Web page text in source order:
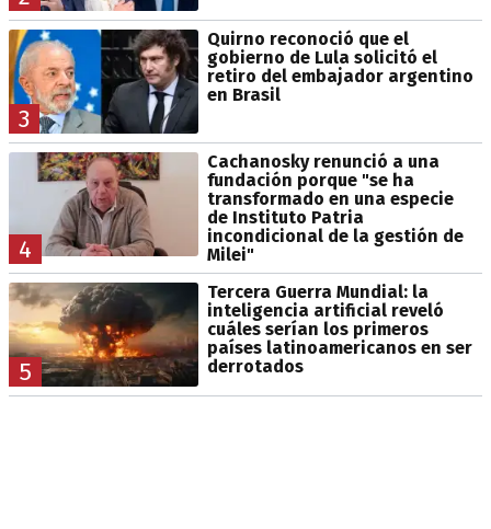
3
Quirno reconoció que el
gobierno de Lula solicitó el
retiro del embajador argentino
en Brasil
4
Cachanosky renunció a una
fundación porque "se ha
transformado en una especie
de Instituto Patria
incondicional de la gestión de
Milei"
5
Tercera Guerra Mundial: la
inteligencia artificial reveló
cuáles serían los primeros
países latinoamericanos en ser
derrotados